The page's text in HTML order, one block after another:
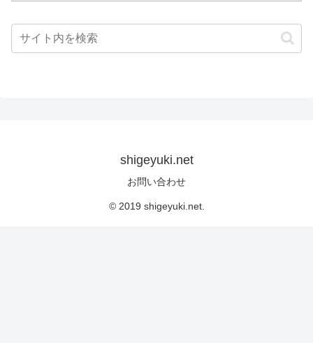
shigeyuki.net
お問い合わせ
© 2019 shigeyuki.net.